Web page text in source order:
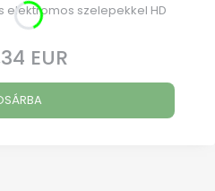
elektromos szelepekkel HD
EUR